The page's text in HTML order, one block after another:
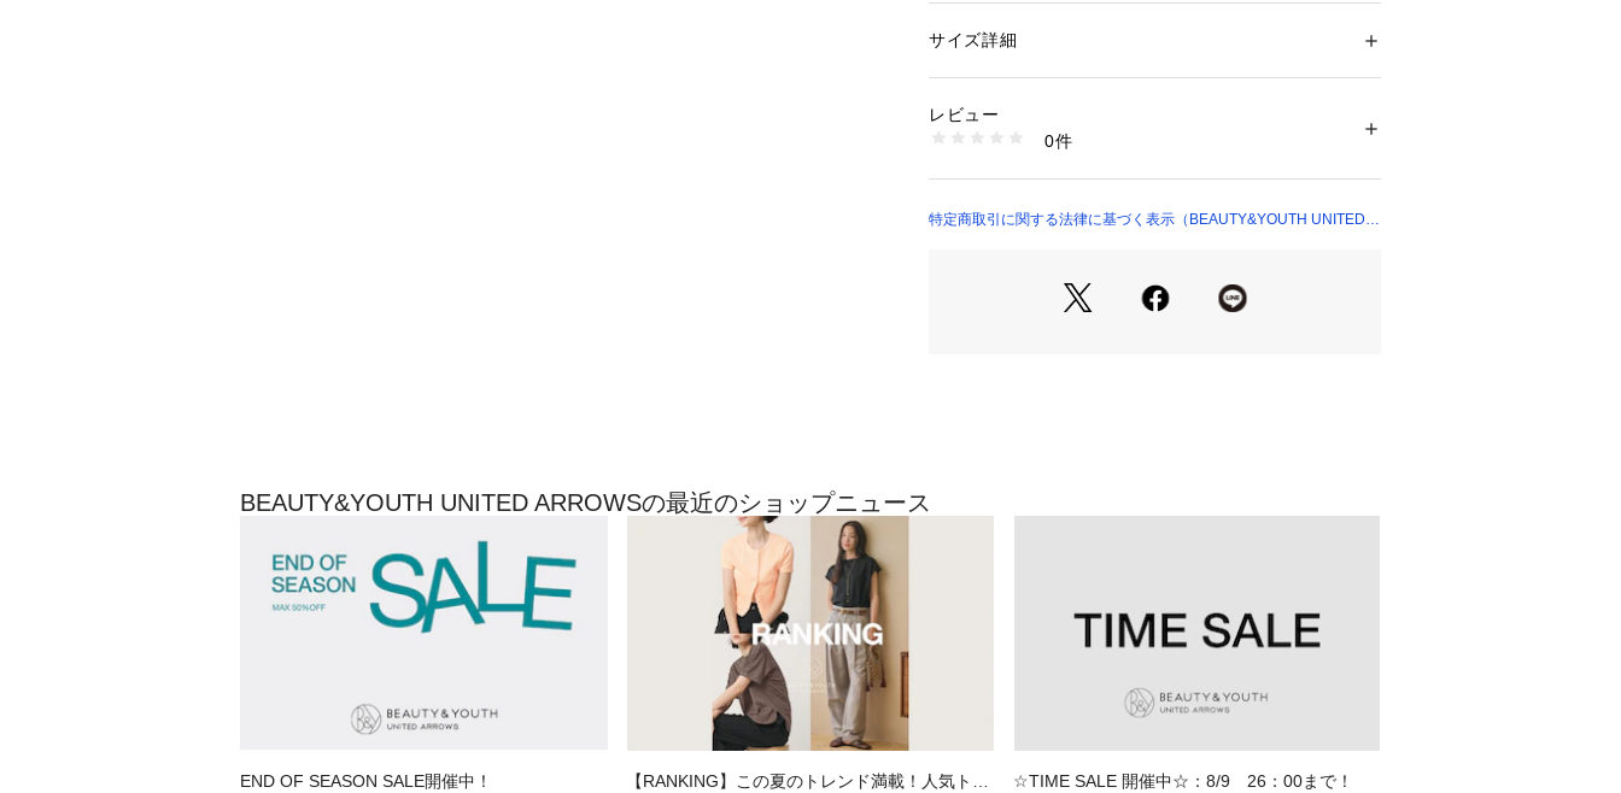
わたりから膝にかけてしっかりとゆとりを持たせ、裾に
立体感のある存在感の強いシルエットでありながら、実
際にはくと野暮ったさを感じさせず、全体を品よくまと
コーディネートの主役になるモダンなデザインに仕上が
・シルエット：ワイド/ルーズ【NO.9】
全体的に広めの幅感で、存在感のあるワイドシルエッ
素材には 11.5オンスのホワイトデニムを採用。
い、クリーンで爽やかな素材感に仕上げています。
ボリュームのあるシルエットのため、トップスはコンパ
クトにまとめるだけでバランスよくまとまります。
ニット・スウェット・シャツなど、幅広いアイテムと好
相性。
性別：メンズ
洗濯：手洗い可
※詳しい洗濯方法については、商品の品質表示タグをご覧くださ
商品番号：1270100034358 （モール）
サイズ詳細
レビュー
0件
特定商取引に関する法律に基づく表示（BEAUTY&YOUTH UNITED
BEAUTY&YOUTH UNITED ARROWSの最近のショップニュース
END OF SEASON SALE開催中！
【RANKING】この夏のトレンド満載！人気トッ
☆TIME SALE 開催中☆：8/9 26：00まで！